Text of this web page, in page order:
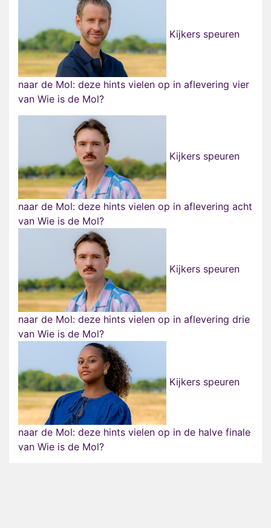
Kijkers speuren
naar de Mol: deze hints vielen op in aflevering vier
van Wie is de Mol?
Kijkers speuren
naar de Mol: deze hints vielen op in aflevering acht
van Wie is de Mol?
Kijkers speuren
naar de Mol: deze hints vielen op in aflevering drie
van Wie is de Mol?
Kijkers speuren
naar de Mol: deze hints vielen op in de halve finale
van Wie is de Mol?